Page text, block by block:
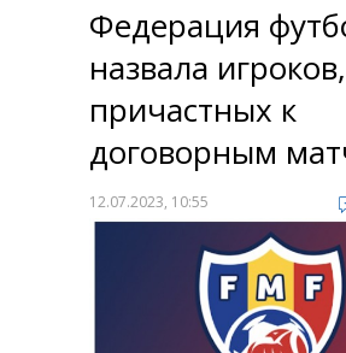
Федерация
назвала игроков,
причастных к
договорным
12.07.2023, 10:55